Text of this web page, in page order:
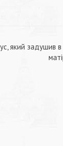
який задушив